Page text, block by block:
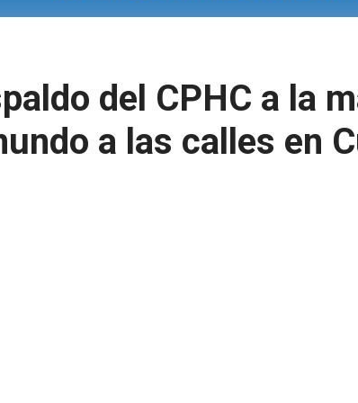
del CPHC a la
a las calles en